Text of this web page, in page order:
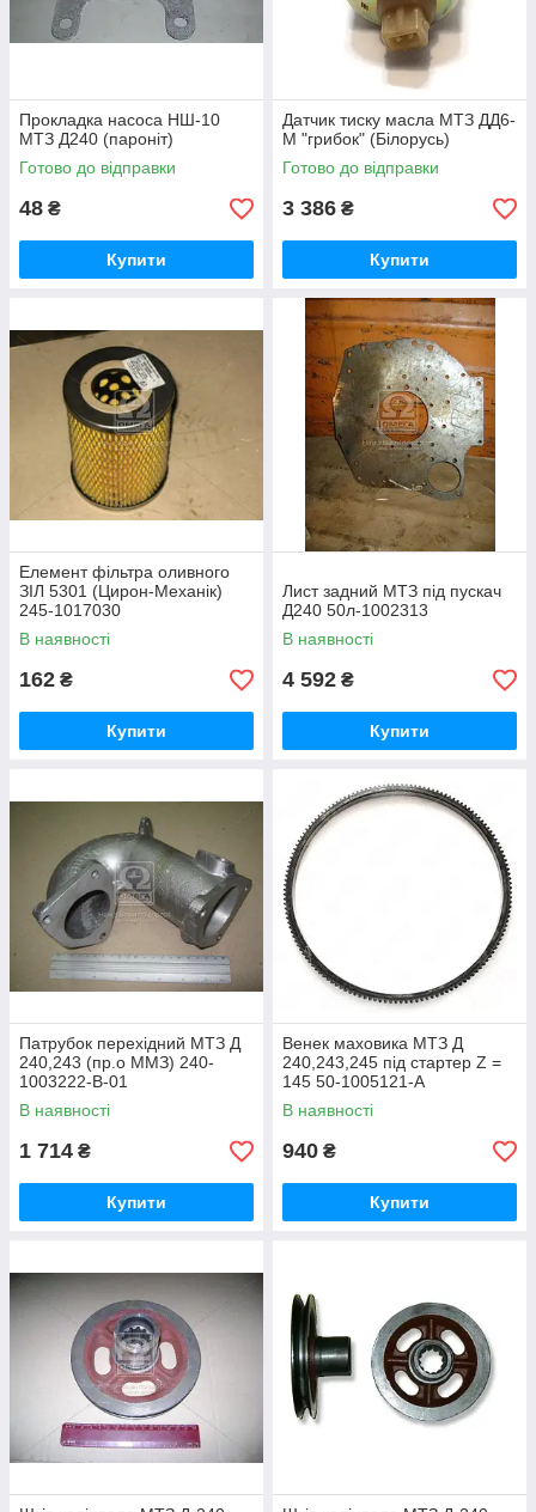
Прокладка насоса НШ-10
МТЗ Д240 (пароніт)
Готово до відправки
48 ₴
Купити
Датчик тиску масла МТЗ ДД6-
М "грибок" (Білорусь)
Готово до відправки
3 386 ₴
Купити
Елемент фільтра оливного
ЗІЛ 5301 (Цирон-Механік)
245-1017030
В наявності
162 ₴
Купити
Лист задний МТЗ під пускач
Д240 50л-1002313
В наявності
4 592 ₴
Купити
Патрубок перехідний МТЗ Д
240,243 (пр.о ММЗ) 240-
1003222-В-01
В наявності
1 714 ₴
Купити
Венек маховика МТЗ Д
240,243,245 під стартер Z =
145 50-1005121-А
В наявності
940 ₴
Купити